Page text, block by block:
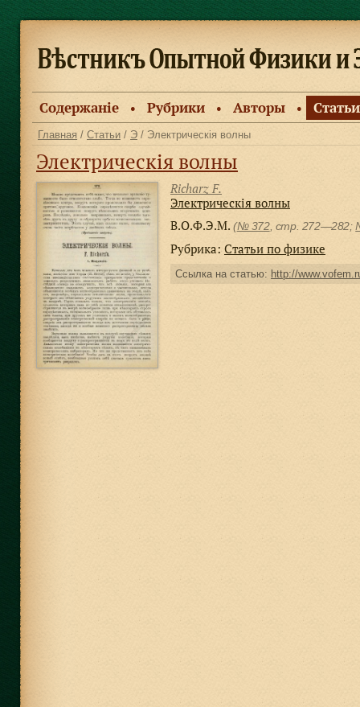
Содержанiе ● Рубрики ● Авторы ● Статьи
Главная / Статьи / Э / Электрическiя волны
Электрическiя волны
Richarz F.
Электрическiя волны
В.О.Ф.Э.М. (№ 372, стр. 272—282;
Рубрика: Статьи по физике
Ссылка на статью: http://